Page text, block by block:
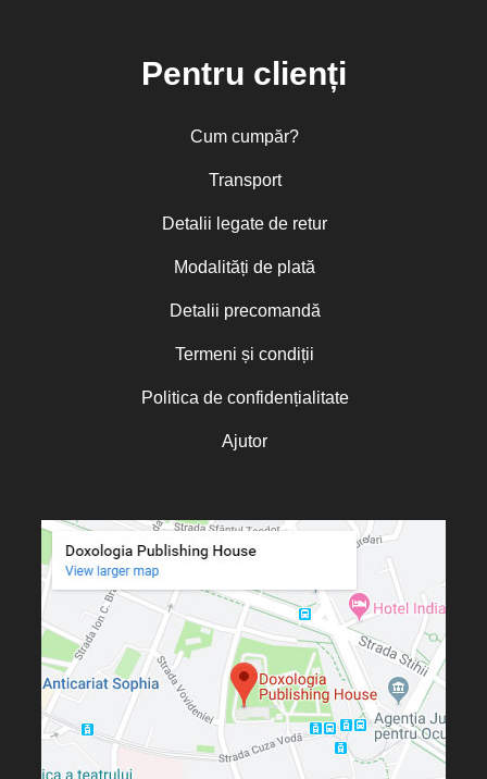
Pentru clienți
Cum cumpăr?
Transport
Detalii legate de retur
Modalități de plată
Detalii precomandă
Termeni și condiții
Politica de confidențialitate
Ajutor